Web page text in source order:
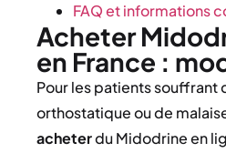
FAQ et informations
Acheter
en France :
Pour les patients souffrant
orthostatique ou de
acheterdu Midodrine en